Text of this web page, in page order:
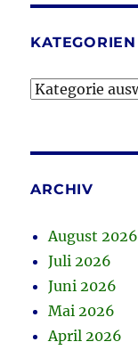
KATEGORIEN
Kategorien
ARCHIV
August 2026
Juli 2026
Juni 2026
Mai 2026
April 2026